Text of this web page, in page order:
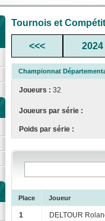
Tournois et
<<< 2024
Championnat
Joueurs : 32
Joueurs par série :
Poids par série :
Place Joueur
1 DELTOUR